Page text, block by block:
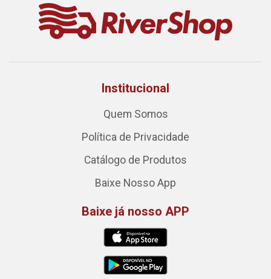
Institucional
Quem Somos
Política de Privacidade
Catálogo de Produtos
Baixe Nosso App
Baixe já nosso APP